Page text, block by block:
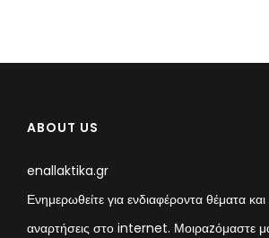
ABOUT US
enallaktika.gr
Ενημερωθείτε για ενδιαφέροντα θέματα και
αναρτήσεις στο internet. Μοιραzόμαστε